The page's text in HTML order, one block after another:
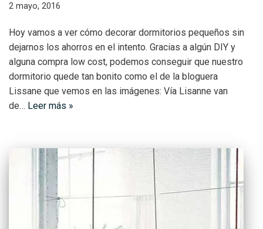
2 mayo, 2016
Hoy vamos a ver cómo decorar dormitorios pequeños sin
dejarnos los ahorros en el intento. Gracias a algún DIY y
alguna compra low cost, podemos conseguir que nuestro
dormitorio quede tan bonito como el de la bloguera
Lissane que vemos en las imágenes: Vía Lisanne van
de… Leer más »